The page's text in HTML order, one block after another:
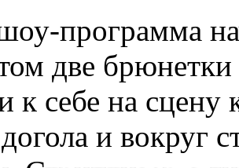
программа
две
к себе на
и вокруг